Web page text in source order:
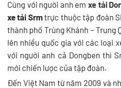
Cùng với người anh em xe tải
xe tải Srmtrực thuộc tập đoàn
thành phố Trùng Khánh – Trung
lên nhiều quốc gia với các loại
với người anh cả Dongben thì
mới chiến lược của tập đoàn.
Đến Việt Nam từ năm 2009 và